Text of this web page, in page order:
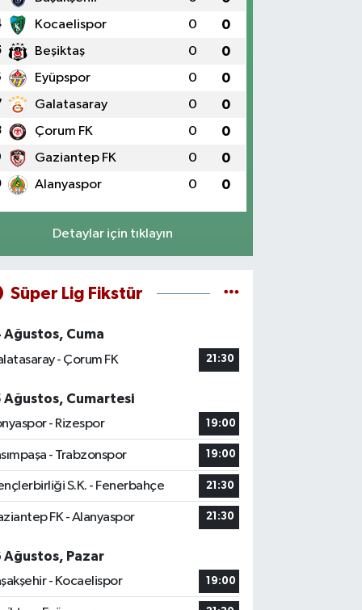
Kocaelispor 0 0
Beşiktaş 0 0
Eyüpspor 0 0
Galatasaray 0 0
Çorum FK 0 0
Gaziantep FK 0 0
Alanyaspor 0 0
Detaylar için tıklayın
Süper Lig Fikstür
Ağustos, Cuma
- Çorum FK
21:30
Ağustos, Cumartesi
- Rizespor
19:00
- Trabzonspor 19:00
S.K. - Fenerbahçe 21:30
FK - Alanyaspor 21:30
Ağustos, Pazar
- Kocaelispor
19:00